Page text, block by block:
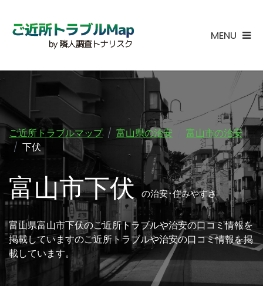
MENU
ご近所トラブルマップ 富山県の治安
富山市の治安
下伏
富山市下伏の治安･住みやすさ
富山県富山市下伏のご近所トラブルや治安の口コミ情報を
掲載していますのご近所トラブルや治安の口コミ情報を掲
載しています。